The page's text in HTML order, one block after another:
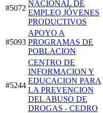
#5072
NACIONAL DE
EMPLEO JÓVENES
PRODUCTIVOS
#5093
APOYO A
PROGRAMAS DE
POBLACION
#5244
CENTRO DE
INFORMACION Y
EDUCACION PARA
LA PREVENCION
DEL ABUSO DE
DROGAS - CEDRO